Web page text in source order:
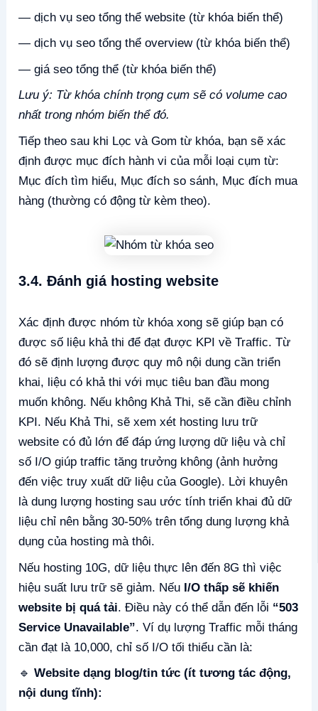
— dịch vụ seo tổng thể website (từ khóa biến thể)
— dịch vụ seo tổng thể overview (từ khóa biến thể)
— giá seo tổng thể (từ khóa biến thể)
Lưu ý: Từ khóa chính trọng cụm sẽ có volume cao
nhất trong nhóm biến thể đó.
Tiếp theo sau khi Lọc và Gom từ khóa, bạn sẽ xác
định được mục đích hành vi của mỗi loại cụm từ:
Mục đích tìm hiểu, Mục đích so sánh, Mục đích mua
hàng (thường có động từ kèm theo).
3.4. Đánh giá hosting website
Xác định được nhóm từ khóa xong sẽ giúp bạn có
được số liệu khả thi để đạt được KPI về Traffic. Từ
đó sẽ định lượng được quy mô nội dung cần triển
khai, liệu có khả thi với mục tiêu ban đầu mong
muốn không. Nếu không Khả Thi, sẽ cần điều chỉnh
KPI. Nếu Khả Thi, sẽ xem xét hosting lưu trữ
website có đủ lớn để đáp ứng lượng dữ liệu và chỉ
số I/O giúp traffic tăng trưởng không (ảnh hưởng
đến việc truy xuất dữ liệu của Google). Lời khuyên
là dung lượng hosting sau ước tính triển khai đủ dữ
liệu chỉ nên bằng 30-50% trên tổng dung lượng khả
dụng của hosting mà thôi.
Nếu hosting 10G, dữ liệu thực lên đến 8G thì việc
hiệu suất lưu trữ sẽ giảm. Nếu I/O thấp sẽ khiến
website bị quá tải. Điều này có thể dẫn đến lỗi “503
Service Unavailable”. Ví dụ lượng Traffic mỗi tháng
cần đạt là 10,000, chỉ số I/O tối thiểu cần là:
🔹Website dạng blog/tin tức (ít tương tác động,
nội dung tĩnh):